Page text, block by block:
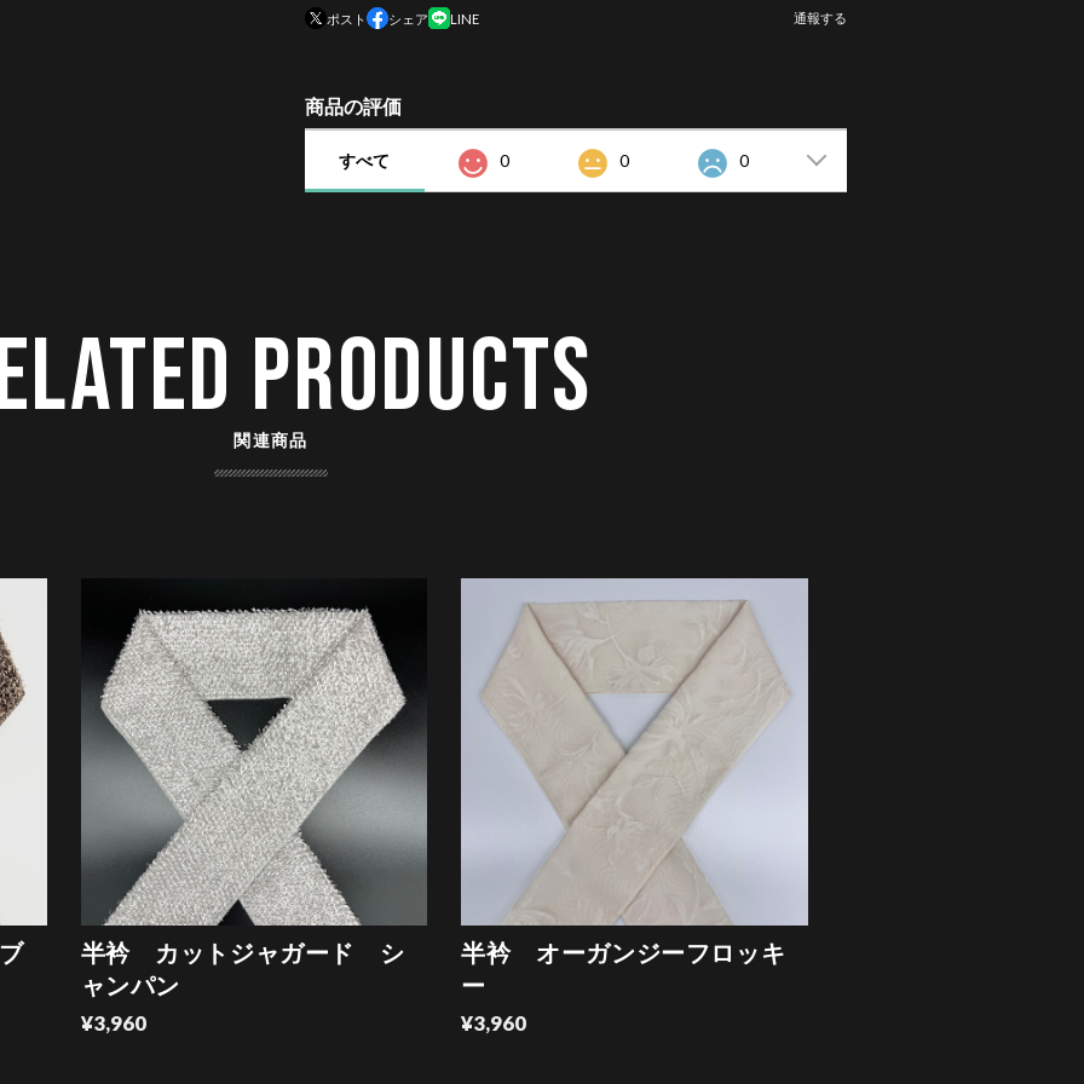
ポスト シェア LINE 通報する
商品の評価
すべて 0 0 0
PRODUCTS
関連商品
半衿 カットジャガード シ
ャンパン
¥3,960
半衿 オーガンジーフロッキ
ー
¥3,960